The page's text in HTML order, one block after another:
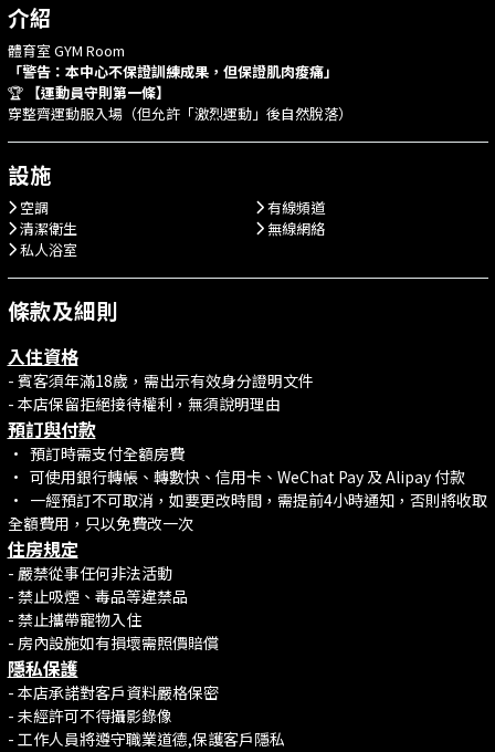
介紹
體育室 GYM Room
「警告：本中心不保證訓練成果，但保證肌肉痠痛」
🏆 【運動員守則第一條】
穿整齊運動服入場（但允許「激烈運動」後自然脫落）
設施
空調
有線頻道
清潔衛生
無線網絡
私人浴室
條款及細則
入住資格
- 賓客須年滿18歲，需出示有效身分證明文件
- 本店保留拒絕接待權利，無須說明理由
預訂與付款
•⁠ ⁠預訂時需支付全額房費
•⁠ ⁠可使用銀行轉帳、轉數快、信用卡、WeChat Pay 及 Alipay 付款
•⁠ ⁠一經預訂不可取消，如要更改時間，需提前4小時通知，否則將收取
全額費用，只以免費改一次
住房規定
- 嚴禁從事任何非法活動
- 禁止吸煙、毒品等違禁品
- 禁止攜帶寵物入住
- 房內設施如有損壞需照價賠償
隱私保護
- 本店承諾對客戶資料嚴格保密
- 未經許可不得攝影錄像
- 工作人員將遵守職業道德,保護客戶隱私